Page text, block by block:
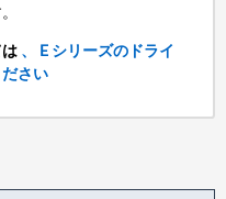
、 E シリーズのドライ
さい